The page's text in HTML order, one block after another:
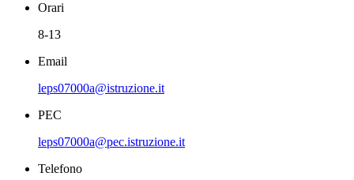
Orari
8-13
Email
leps07000a@istruzione.it
PEC
leps07000a@pec.istruzione.it
Telefono